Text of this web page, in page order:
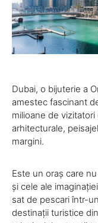
Dubai, o bijuterie a
amestec fascinant
milioane de
arhitecturale,
margini.
Este un oraș care
și cele ale
sat de pescari într-
destinații turistice